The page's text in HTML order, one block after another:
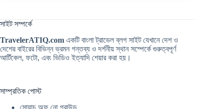
সাইট সম্পর্কে
TravelerATIQ.com একটি বাংলা ট্রাভেল ব্লগ সাইট যেখানে দেশ ও
দেশের বাইরের বিভিন্ন ভ্রমন গন্তব্য ও দর্শনীয় স্থান সম্পের্কে গুরুত্বপূর্ণ
আর্টিকেল, ফটো, এবং ভিডিও ইত্যাদি শেয়ার করা হয়।
সাম্প্রতিক পোস্ট
সোয়াচ অফ নো গ্রাউন্ড